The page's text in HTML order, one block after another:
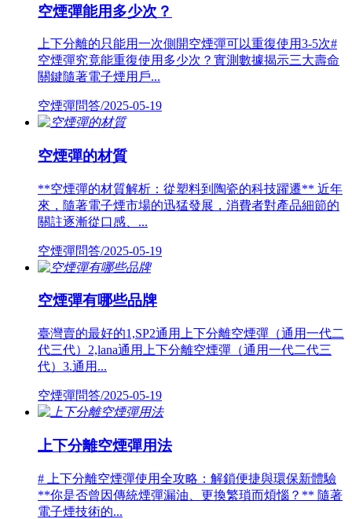
空煙彈能用多少次？
上下分離的只能用一次側開空煙彈可以重復使用3-5次#
空煙彈究竟能重復使用多少次？實測數據揭示三大壽命
關鍵隨著電子煙用戶...
空煙彈問答/2025-05-19
空煙彈的材質
**空煙彈的材質解析：從塑料到陶瓷的科技躍遷** 近年
來，隨著電子煙市場的迅猛發展，消費者對產品細節的
關註逐漸從口感、...
空煙彈問答/2025-05-19
空煙彈有哪些品牌
臺灣賣的最好的1,SP2通用上下分離空煙彈（通用一代二
代三代）2,lana通用上下分離空煙彈（通用一代二代三
代）3.通用...
空煙彈問答/2025-05-19
上下分離空煙彈用法
# 上下分離空煙彈使用全攻略：解鎖便捷與環保新體驗
**你是否曾因傳統煙彈漏油、更換繁瑣而煩惱？** 隨著
電子煙技術的...